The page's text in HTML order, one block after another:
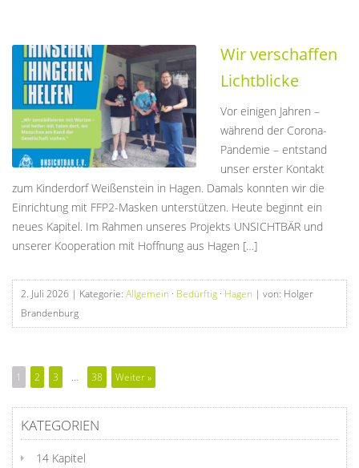
Wir verschaffen
Lichtblicke
Vor einigen Jahren –
während der Corona-
Pandemie – entstand
unser erster Kontakt
zum Kinderdorf Weißenstein in Hagen. Damals konnten wir die
Einrichtung mit FFP2-Masken unterstützen. Heute beginnt ein
neues Kapitel. Im Rahmen unseres Projekts UNSICHTBÄR und
unserer Kooperation mit Hoffnung aus Hagen […]
2. Juli 2026 | Kategorie: Allgemein · Bedürftig · Hagen | von: Holger
Brandenburg
1 2 3 … 38 Weiter »
KATEGORIEN
14 Kapitel